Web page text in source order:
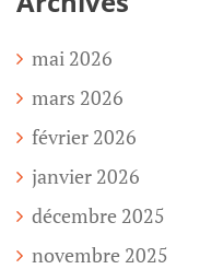
mai 2026
mars 2026
février 2026
janvier 2026
décembre 2025
novembre 2025